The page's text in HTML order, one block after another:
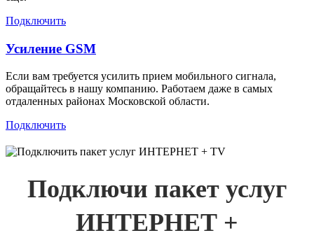
Подключить
Усиление GSM
Если вам требуется усилить прием мобильного сигнала,
обращайтесь в нашу компанию. Работаем даже в самых
отдаленных районах Московской области.
Подключить
Подключи пакет услуг
ИНТЕРНЕТ +